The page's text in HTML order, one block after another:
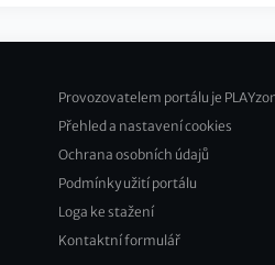
Footer
2
Provozovatelem portálu je
Přehled a nastavení cookies
Ochrana osobních údajů
Podmínky užití portálu
Loga ke stažení
Kontaktní formulář